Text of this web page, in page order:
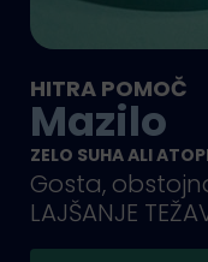
HITRA POMOČ
Mazilo
ZELO SUHA ALI
Gosta,
LAJŠANJE